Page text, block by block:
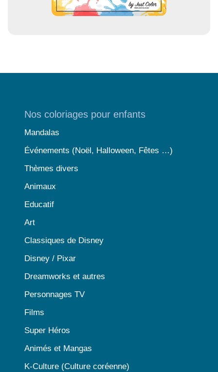
Nos coloriages pour enfants
Mandalas
Événements (Noël, Halloween, Fêtes …)
Thèmes divers
Animaux
Educatif
Art
Classiques de Disney
Disney / Pixar
Dreamworks et autres
Personnages TV
Films
Super Héros
Animés et Mangas
K-Culture (Culture coréenne)